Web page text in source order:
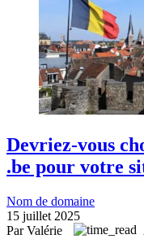
Devriez-vous
.be pour votre
Nom de domaine
15 juillet 2025
Par Valérie